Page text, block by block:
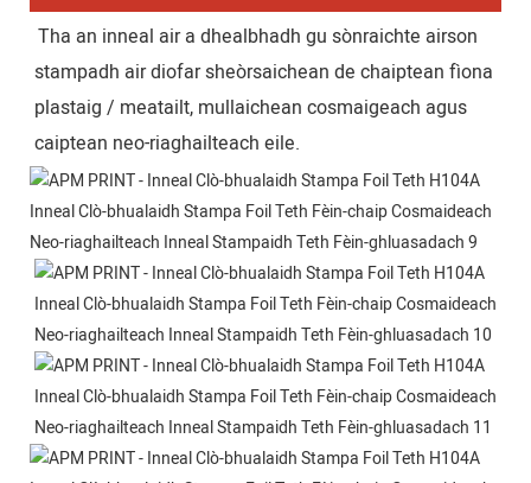
Tha an inneal air a dhealbhadh gu sònraichte airson
stampadh air diofar sheòrsaichean de chaiptean fìona
plastaig / meatailt, mullaichean cosmaigeach agus
caiptean neo-riaghailteach eile.